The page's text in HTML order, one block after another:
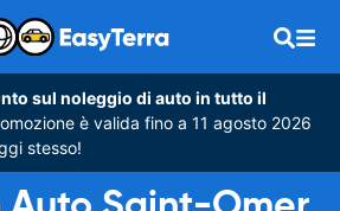
sul noleggio di auto in tutto il
è valida fino a 11 agosto 2026
stesso!